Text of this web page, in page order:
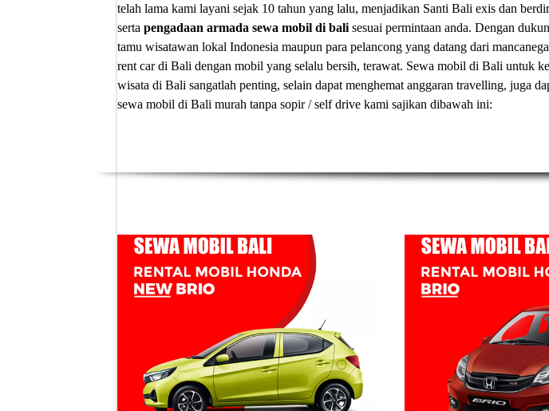
telah lama kami layani sejak 10 tahun yang lalu, menjadikan Santi Bali exis dan
serta pengadaan armada sewa mobil di bali sesuai permintaan anda. Dengan
tamu wisatawan lokal Indonesia maupun para pelancong yang datang dari
rent car di Bali dengan mobil yang selalu bersih, terawat. Sewa mobil di Bali untuk
wisata di Bali sangatlah penting, selain dapat menghemat anggaran travelling, juga
sewa mobil di Bali murah tanpa sopir/ self drive kami sajikan dibawah ini: